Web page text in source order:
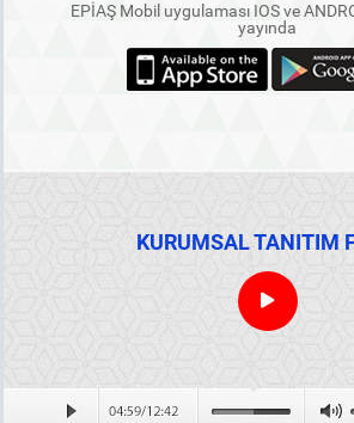
EPİAŞ Mobil uygulaması IOS ve
yayında
KURUMSAL TANITIM